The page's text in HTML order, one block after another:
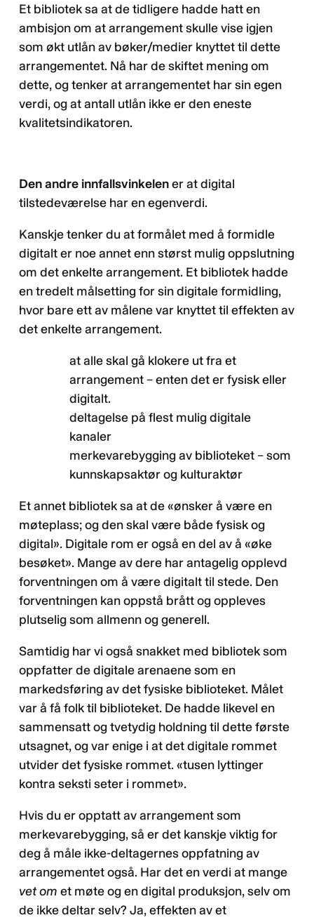
Et bibliotek sa at de tidligere hadde hatt en
ambisjon om at arrangement skulle vise igjen
som økt utlån av bøker/medier knyttet til dette
arrangementet. Nå har de skiftet mening om
dette, og tenker at arrangementet har sin egen
verdi, og at antall utlån ikke er den eneste
kvalitetsindikatoren.
Den andre innfallsvinkelener at digital
tilstedeværelse har en egenverdi.
Kanskje tenker du at formålet med å formidle
digitalt er noe annet enn størst mulig oppslutning
om det enkelte arrangement. Et bibliotek hadde
en tredelt målsetting for sin digitale formidling,
hvor bare ett av målene var knyttet til effekten av
det enkelte arrangement.
at alle skal gå klokere ut fra et
arrangement – enten det er fysisk eller
digitalt.
deltagelse på flest mulig digitale
kanaler
merkevarebygging av biblioteket – som
kunnskapsaktør og kulturaktør
Et annet bibliotek sa at de «ønsker å være en
møteplass; og den skal være både fysisk og
digital». Digitale rom er også en del av å «øke
besøket». Mange av dere har antagelig opplevd
forventningen om å være digitalt til stede. Den
forventningen kan oppstå brått og oppleves
plutselig som allmenn og generell.
Samtidig har vi også snakket med bibliotek som
oppfatter de digitale arenaene som en
markedsføring av det fysiske biblioteket. Målet
var å få folk til biblioteket. De hadde likevel en
sammensatt og tvetydig holdning til dette første
utsagnet, og var enige i at det digitale rommet
utvider det fysiske rommet. «tusen lyttinger
kontra seksti seter i rommet».
Hvis du er opptatt av arrangement som
merkevarebygging, så er det kanskje viktig for
deg å måle ikke-deltagernes oppfatning av
arrangementet også. Har det en verdi at mange
vet om et møte og en digital produksjon, selv om
de ikke deltar selv? Ja, effekten av et